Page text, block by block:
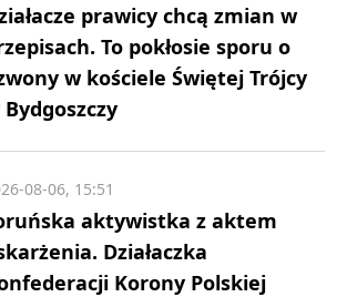
prawicy chcą zmian w
To pokłosie sporu o
w kościele Świętej Trójcy
aktywistka z aktem
Działaczka
Korony Polskiej
08-06, 15:51